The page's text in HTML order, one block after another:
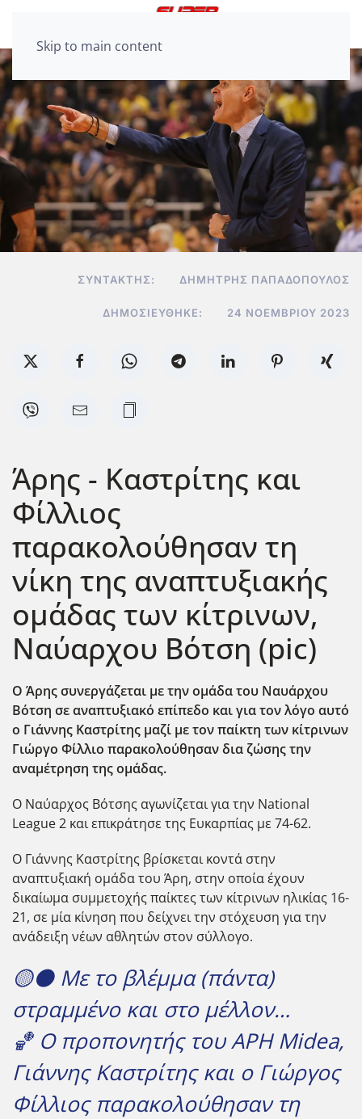
Skip to main content
ΣΥΝΤΆΚΤΗΣ: ΔΗΜΉΤΡΗΣ ΠΑΠΑΔΌΠΟΥΛΟΣ
ΔΗΜΟΣΙΕΎΘΗΚΕ: 24 ΝΟΕΜΒΡΊΟΥ 2023
Άρης - Καστρίτης και
Φίλλιος
παρακολούθησαν τη
νίκη της αναπτυξιακής
ομάδας των κίτρινων,
Ναύαρχου Βότση (pic)
Ο Άρης συνεργάζεται με την ομάδα του Ναυάρχου
Βότση σε αναπτυξιακό επίπεδο και για τον λόγο αυτό
ο Γιάννης Καστρίτης μαζί με τον παίκτη των κίτρινων
Γιώργο Φίλλιο παρακολούθησαν δια ζώσης την
αναμέτρηση της ομάδας.
Ο Ναύαρχος Βότσης αγωνίζεται για την National
League 2 και επικράτησε της Ευκαρπίας με 74-62.
Ο Γιάννης Καστρίτης βρίσκεται κοντά στην
αναπτυξιακή ομάδα του Άρη, στην οποία έχουν
δικαίωμα συμμετοχής παίκτες των κίτρινων ηλικίας 16-
21, σε μία κίνηση που δείχνει την στόχευση για την
ανάδειξη νέων αθλητών στον σύλλογο.
🟡⚫️ Με το βλέμμα (πάντα)
στραμμένο και στο μέλλον…
🏀 Ο προπονητής του ΑΡΗ Midea,
Γιάννης Καστρίτης και ο Γιώργος
Φίλλιος παρακολούθησαν τη